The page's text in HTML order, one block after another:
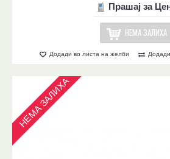
Прашај за
НЕМА ЗАЛИХА
Додади во листа на желби
НЕМА ЗАЛИХА